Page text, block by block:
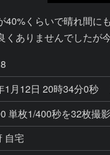
くらいで晴れ間に
ありませんでしたが
1月12日 20時34分0秒
単枚1/400秒を32枚撮影
自宅